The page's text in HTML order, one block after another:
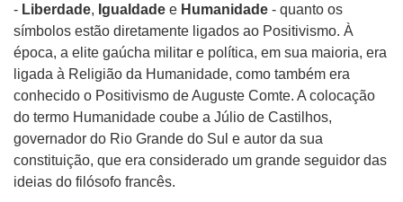
- Liberdade, Igualdade e Humanidade - quanto os
símbolos estão diretamente ligados ao Positivismo. À
época, a elite gaúcha militar e política, em sua maioria, era
ligada à Religião da Humanidade, como também era
conhecido o Positivismo de Auguste Comte. A colocação
do termo Humanidade coube a Júlio de Castilhos,
governador do Rio Grande do Sul e autor da sua
constituição, que era considerado um grande seguidor das
ideias do filósofo francês.